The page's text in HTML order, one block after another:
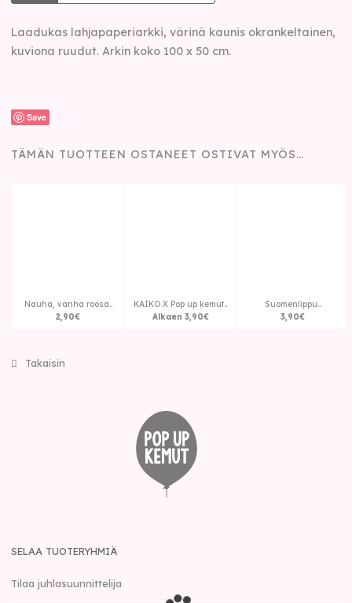
Laadukas lahjapaperiarkki, värinä kaunis okrankeltainen,
kuviona ruudut. Arkin koko 100 x 50 cm.
Save
TÄMÄN TUOTTEEN OSTANEET OSTIVAT MYÖS…
Nauha, vanha roosa..
2,90€
KAIKO X Pop up kemut..
Alkaen 3,90€
Suomenlippu..
3,90€
Takaisin
SELAA TUOTERYHMIÄ
Tilaa juhlasuunnittelija